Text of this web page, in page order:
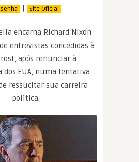
| Site Oficial
encarna Richard Nixon
entrevistas concedidas à
após renunciar à
dos EUA, numa tentativa
ressucitar sua carreira
política.